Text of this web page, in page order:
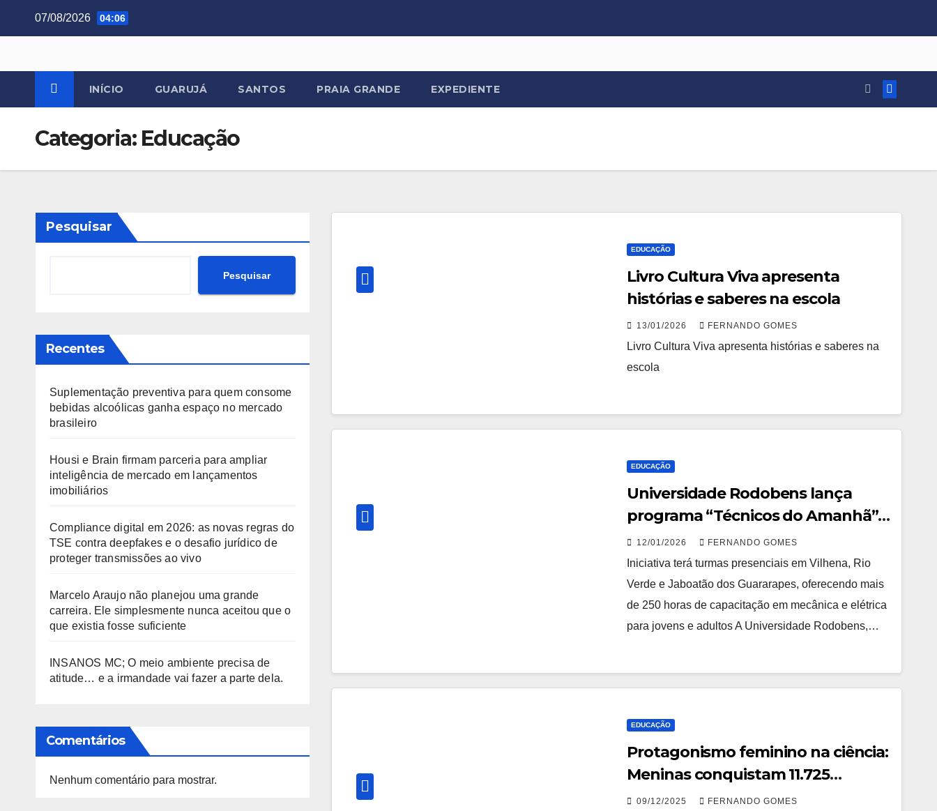
07/08/2026 04:06
INÍCIO GUARUJÁ SANTOS PRAIA GRANDE EXPEDIENTE
Categoria: Educação
Pesquisar
Pesquisar
Recentes
Suplementação preventiva para quem consome
bebidas alcoólicas ganha espaço no mercado
brasileiro
Housi e Brain firmam parceria para ampliar
inteligência de mercado em lançamentos
imobiliários
Compliance digital em 2026: as novas regras do
TSE contra deepfakes e o desafio jurídico de
proteger transmissões ao vivo
Marcelo Araujo não planejou uma grande
carreira. Ele simplesmente nunca aceitou que o
que existia fosse suficiente
INSANOS MC; O meio ambiente precisa de
atitude… e a irmandade vai fazer a parte dela.
Comentários
Nenhum comentário para mostrar.
EDUCAÇÃO
Livro Cultura Viva apresenta
histórias e saberes na escola
13/01/2026 FERNANDO GOMES
Livro Cultura Viva apresenta histórias e saberes na
escola
EDUCAÇÃO
Universidade Rodobens lança
programa “Técnicos do Amanhã”
para formação de novos
mecânicos
12/01/2026 FERNANDO GOMES
Iniciativa terá turmas presenciais em Vilhena, Rio
Verde e Jaboatão dos Guararapes, oferecendo mais
de 250 horas de capacitação em mecânica e elétrica
para jovens e adultos A Universidade Rodobens,…
EDUCAÇÃO
Protagonismo feminino na ciência:
Meninas conquistam 11.725
medalhas na OBAFOG 2025
09/12/2025 FERNANDO GOMES